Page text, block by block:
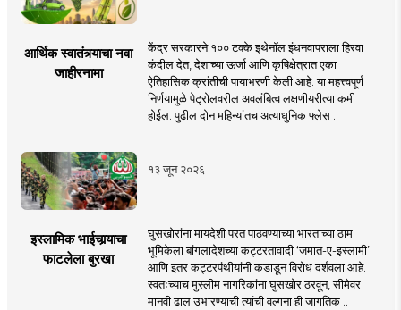
आर्थिक स्वातंत्र्याचा नवा
जाहीरनामा
केंद्र सरकारने १०० टक्के इथेनॉल इंधनवापराला हिरवा
कंदील देत, देशाच्या ऊर्जा आणि कृषिक्षेत्रात एका
ऐतिहासिक क्रांतीची पायाभरणी केली आहे. या महत्त्वपूर्ण
निर्णयामुळे पेट्रोलवरील अवलंबित्व लक्षणीयरीत्या कमी
होईल. पुढील दोन महिन्यांतच अत्याधुनिक फ्लेस ..
१३ जून २०२६
इस्लामिक भाईचार्‍याचा
फाटलेला बुरखा
घुसखोरांना मायदेशी परत पाठवण्याच्या भारताच्या ठाम
भूमिकेला बांगलादेशच्या कट्टरतावादी ‘जमात-ए-इस्लामी’
आणि इतर कट्टरपंथीयांनी कडाडून विरोध दर्शवला आहे.
स्वतःच्याच मुस्लीम नागरिकांना घुसखोर ठरवून, सीमेवर
मानवी ढाल उभारण्याची त्यांची वल्गना ही जागतिक ..